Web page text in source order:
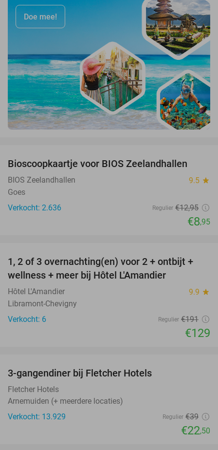
Doe mee!
Bioscoopkaartje voor BIOS Zeelandhallen
BIOS Zeelandhallen 9.5 star
Goes
Verkocht: 2.636
Regulier €12,95
€8,95
32%
TODAY
1, 2 of 3 overnachting(en) voor 2 + ontbijt +
wellness + meer bij Hôtel L'Amandier
Hôtel L'Amandier 9.9 star
Libramont-Chevigny
Verkocht: 6
Regulier €191
€129
3-gangendiner bij Fletcher Hotels
Fletcher Hotels
Arnemuiden (+ meerdere locaties)
Verkocht: 13.929
Regulier €39
€22,50